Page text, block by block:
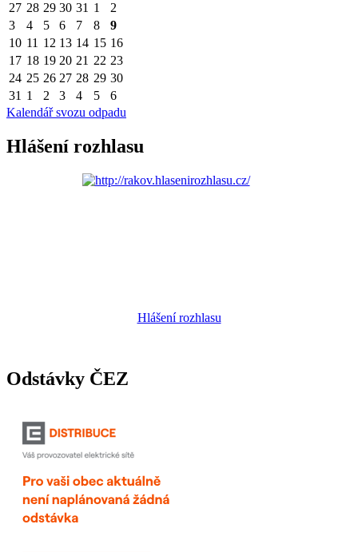
27 28 29 30 31 1
2
3
4 5 6 7 8
9
10 11 12 13 14 15 16
17 18 19 20 21 22 23
24 25 26 27 28 29 30
31 1 2 3 4 5
6
Kalendář svozu odpadu
Hlášení rozhlasu
Hlášení rozhlasu
Odstávky ČEZ